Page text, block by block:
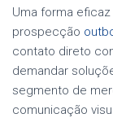
Uma forma
prospecção
contato direto
demandar
segmento de
comunicação